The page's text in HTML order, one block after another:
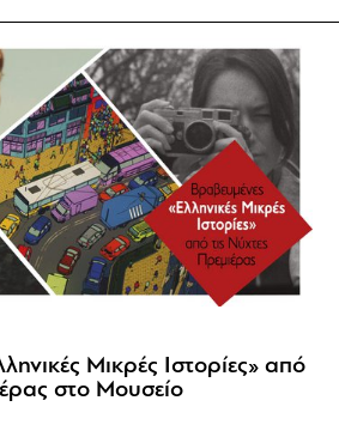
Μικρές Ιστορίες» από
στο Μουσείο